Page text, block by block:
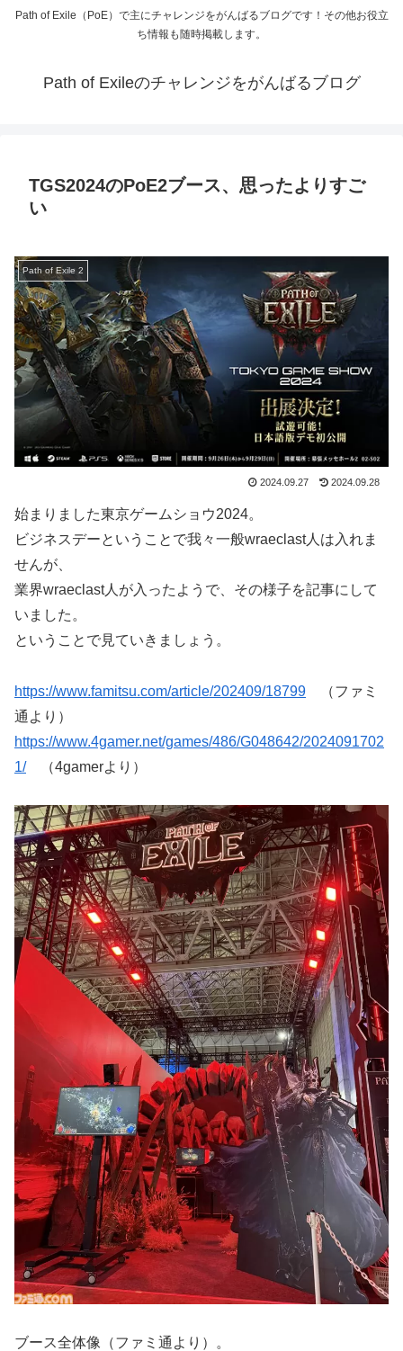
Path of Exile（PoE）で主にチャレンジをがんばるブログです！その他お役立
ち情報も随時掲載します。
Path of Exileのチャレンジをがんばるブログ
TGS2024のPoE2ブース、思ったよりすご
い
Path of Exile 2
2024.09.27 2024.09.28
始まりました東京ゲームショウ2024。
ビジネスデーということで我々一般wraeclast人は入れま
せんが、
業界wraeclast人が入ったようで、その様子を記事にして
いました。
ということで見ていきましょう。
https://www.famitsu.com/article/202409/18799 （ファミ
通より）
https://www.4gamer.net/games/486/G048642/2024091702
1/（4gamerより）
ブース全体像（ファミ通より）。